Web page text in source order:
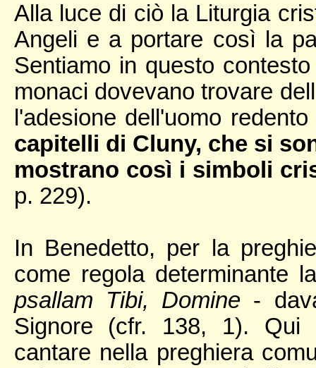
Alla luce di ciò la Liturgia
Angeli e a portare così la
Sentiamo in questo
monaci dovevano trovare
l'adesione dell'uomo
capitelli di Cluny, che si
mostrano così i simboli
p. 229).
In Benedetto, per la
come regola determinante
psallam Tibi, Domine -
Signore (cfr. 138, 1). Qui
cantare nella preghiera